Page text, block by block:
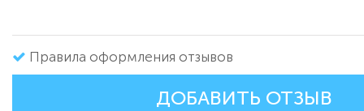
Правила оформления отзывов
ДОБАВИТЬ ОТЗЫВ